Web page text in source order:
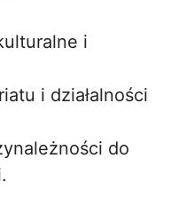
i
i działalności
do